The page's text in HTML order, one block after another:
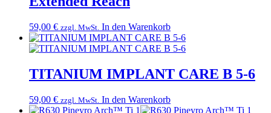
59,00 € zzgl. MwSt. In den Warenkorb
TITANIUM IMPLANT CARE B 5-6
59,00 € zzgl. MwSt. In den Warenkorb